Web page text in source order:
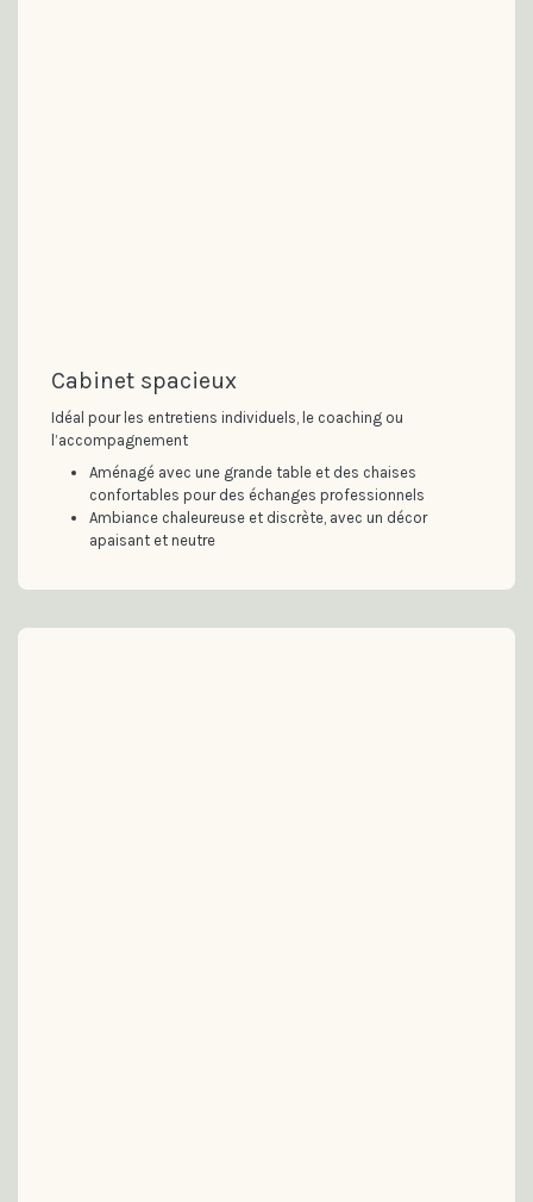
Cabinet spacieux
Idéal pour les entretiens individuels, le coaching ou
l’accompagnement
Aménagé avec une grande table et des chaises
confortables pour des échanges professionnels
Ambiance chaleureuse et discrète, avec un décor
apaisant et neutre